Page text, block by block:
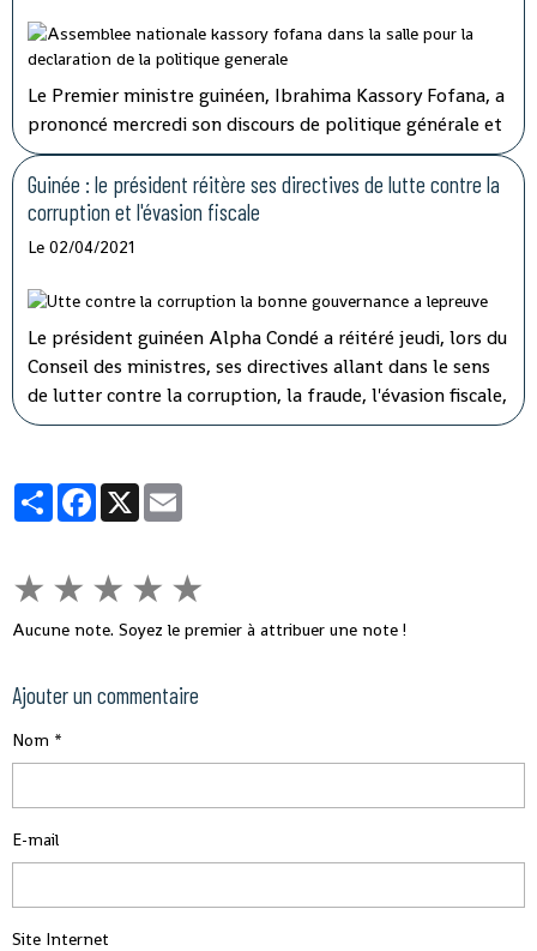
Le Premier ministre guinéen, Ibrahima Kassory Fofana, a
prononcé mercredi son discours de politique générale et
d'orientation devant les 108 députés présents sur les 114
que compte l'hémicycle guinéen.
Guinée : le président réitère ses directives de lutte contre la
corruption et l'évasion fiscale
Le 02/04/2021
Le président guinéen Alpha Condé a réitéré jeudi, lors du
Conseil des ministres, ses directives allant dans le sens
de lutter contre la corruption, la fraude, l'évasion fiscale,
le népotisme, le laisser-aller et tous ces fléaux qui
développement rapide de son pays.
PartagerFacebook
X
★ ★ ★ ★ ★
Aucune note. Soyez le premier à attribuer une note !
Ajouter un commentaire
Nom
E-mail
Site Internet